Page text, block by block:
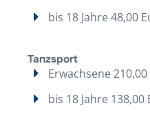
bis 18 Jahre 48,00
Tanzsport
Erwachsene
bis 18 Jahre